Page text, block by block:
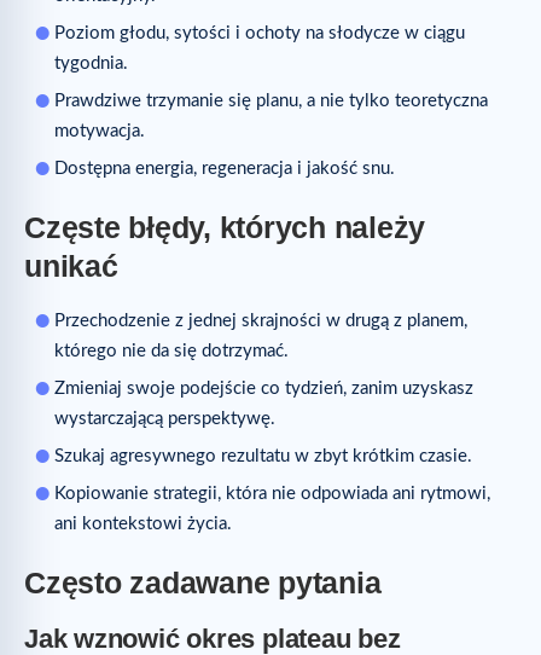
Poziom głodu, sytości i ochoty na słodycze w ciągu
tygodnia.
Prawdziwe trzymanie się planu, a nie tylko teoretyczna
motywacja.
Dostępna energia, regeneracja i jakość snu.
Częste błędy, których należy
unikać
Przechodzenie z jednej skrajności w drugą z planem,
którego nie da się dotrzymać.
Zmieniaj swoje podejście co tydzień, zanim uzyskasz
wystarczającą perspektywę.
Szukaj agresywnego rezultatu w zbyt krótkim czasie.
Kopiowanie strategii, która nie odpowiada ani rytmowi,
ani kontekstowi życia.
Często zadawane pytania
Jak wznowić okres plateau bez